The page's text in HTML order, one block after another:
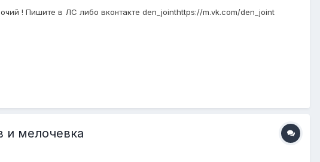
! Пишите в ЛС либо вконтакте den_jointhttps://m.vk.com/den_joint
и мелочевка